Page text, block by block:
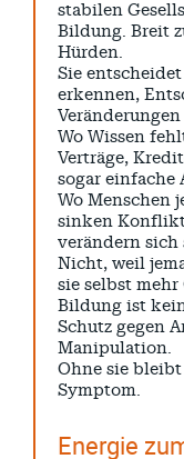
stabilen
Bildung. Breit
Hürden.
Sie
erkennen,
Wo Wissen
Verträge,
sogar einfache
Wo Menschen
sinken
verändern sich
Nicht, weil
sie selbst mehr
Bildung ist
Schutz gegen
Manipulation.
Ohne sie
Symptom.
Energie